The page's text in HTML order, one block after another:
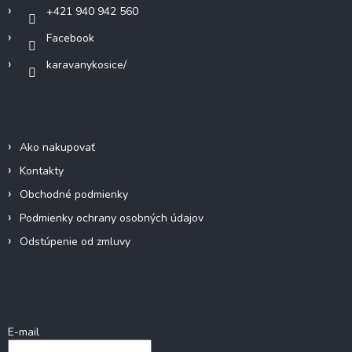
+421 940 942 560
Facebook
karavanykosice/
Ako nakupovať
Kontakty
Obchodné podmienky
Podmienky ochrany osobných údajov
Odstúpenie od zmluvy
E-mail